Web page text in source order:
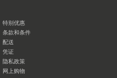
特别优惠
条款和条件
配送
凭证
隐私政策
网上购物